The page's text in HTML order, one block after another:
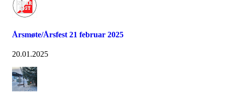
Årsmøte/Årsfest 21 februar 2025
20.01.2025